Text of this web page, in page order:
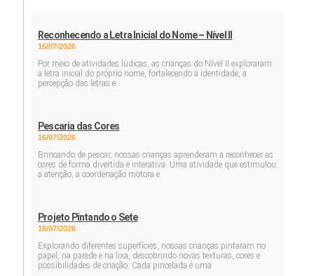
Reconhecendo a Letra Inicial do Nome – Nível II
16/07/2026
Por meio de atividades lúdicas, as crianças do Nível II exploraram
a letra inicial do próprio nome, fortalecendo a identidade, a
percepção das letras e
Pescaria das Cores
16/07/2026
Brincando de pescar, nossas crianças aprenderam a reconhecer as
cores de forma divertida e interativa. Uma atividade que estimulou
a atenção, a coordenação motora e
Projeto Pintando o Sete
16/07/2026
Explorando diferentes superfícies, nossas crianças pintaram no
papel, na parede e na lixa, descobrindo novas texturas, cores e
possibilidades de criação. Cada pincelada é uma